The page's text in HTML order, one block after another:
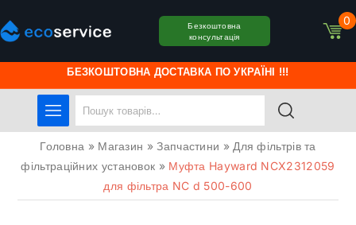
БЕЗКОШТОВНА ДОСТАВКА ПО УКРАЇНІ !!!
Безкоштовна
консультація
0
Головна » Магазин »Запчастини » Для фільтрів та
фільтраційних установок » Муфта Hayward NCX2312059
для фільтра NC d 500-600